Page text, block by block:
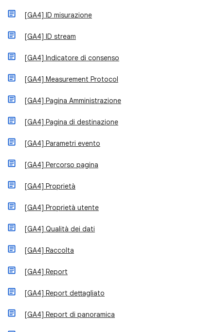
[GA4] ID misurazione
[GA4] ID stream
[GA4] Indicatore di consenso
[GA4] Measurement Protocol
[GA4] Pagina Amministrazione
[GA4] Pagina di destinazione
[GA4] Parametri evento
[GA4] Percorso pagina
[GA4] Proprietà
[GA4] Proprietà utente
[GA4] Qualità dei dati
[GA4] Raccolta
[GA4] Report
[GA4] Report dettagliato
[GA4] Report di panoramica